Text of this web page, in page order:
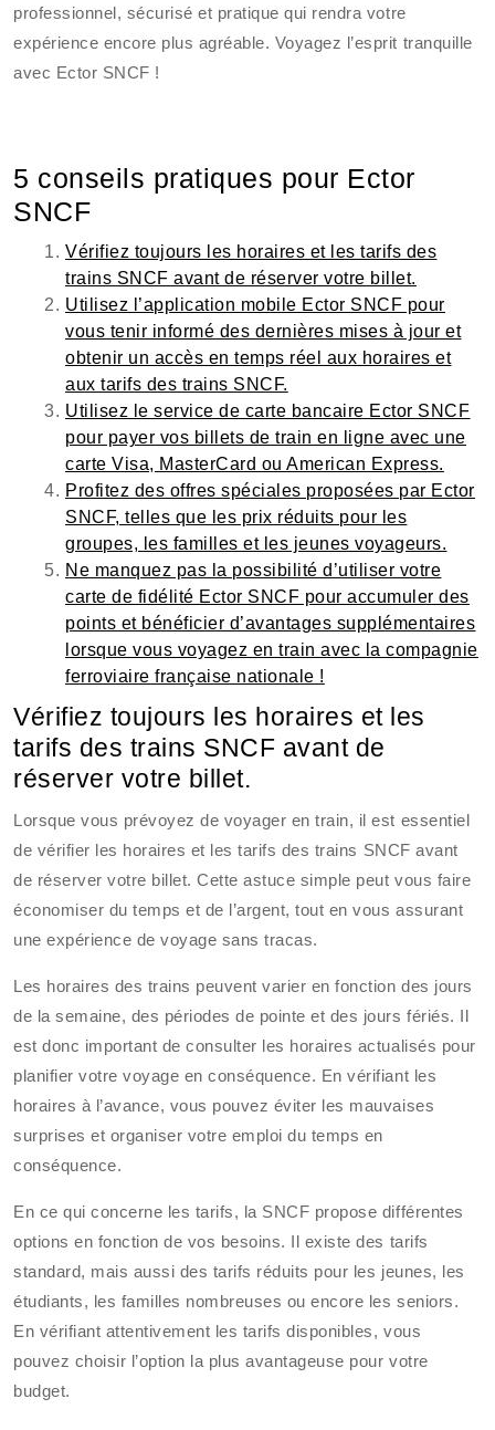
professionnel, sécurisé et pratique qui rendra votre
expérience encore plus agréable. Voyagez l’esprit tranquille
avec Ector SNCF !
5 conseils pratiques pour Ector
SNCF
Vérifiez toujours les horaires et les tarifs des
trains SNCF avant de réserver votre billet.
Utilisez l’application mobile Ector SNCF pour
vous tenir informé des dernières mises à jour et
obtenir un accès en temps réel aux horaires et
aux tarifs des trains SNCF.
Utilisez le service de carte bancaire Ector SNCF
pour payer vos billets de train en ligne avec une
carte Visa, MasterCard ou American Express.
Profitez des offres spéciales proposées par Ector
SNCF, telles que les prix réduits pour les
groupes, les familles et les jeunes voyageurs.
Ne manquez pas la possibilité d’utiliser votre
carte de fidélité Ector SNCF pour accumuler des
points et bénéficier d’avantages supplémentaires
lorsque vous voyagez en train avec la compagnie
ferroviaire française nationale !
Vérifiez toujours les horaires et les
tarifs des trains SNCF avant de
réserver votre billet.
Lorsque vous prévoyez de voyager en train, il est essentiel
de vérifier les horaires et les tarifs des trains SNCF avant
de réserver votre billet. Cette astuce simple peut vous faire
économiser du temps et de l’argent, tout en vous assurant
une expérience de voyage sans tracas.
Les horaires des trains peuvent varier en fonction des jours
de la semaine, des périodes de pointe et des jours fériés. Il
est donc important de consulter les horaires actualisés pour
planifier votre voyage en conséquence. En vérifiant les
horaires à l’avance, vous pouvez éviter les mauvaises
surprises et organiser votre emploi du temps en
conséquence.
En ce qui concerne les tarifs, la SNCF propose différentes
options en fonction de vos besoins. Il existe des tarifs
standard, mais aussi des tarifs réduits pour les jeunes, les
étudiants, les familles nombreuses ou encore les seniors.
En vérifiant attentivement les tarifs disponibles, vous
pouvez choisir l’option la plus avantageuse pour votre
budget.